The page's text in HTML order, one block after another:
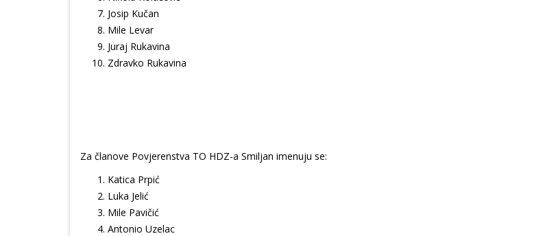
Josip Kučan
Mile Levar
Juraj Rukavina
Zdravko Rukavina
Za članove Povjerenstva TO HDZ-a Smiljan imenuju se:
Katica Prpić
Luka Jelić
Mile Pavičić
Antonio Uzelac